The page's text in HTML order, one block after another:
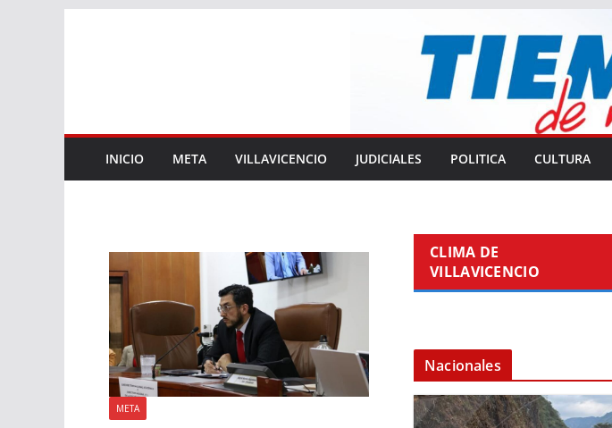
INICIO META VILLAVICENCIO JUDICIALES POLITICA CULTURA
META
CLIMA DE
VILLAVICENCIO
Nacionales